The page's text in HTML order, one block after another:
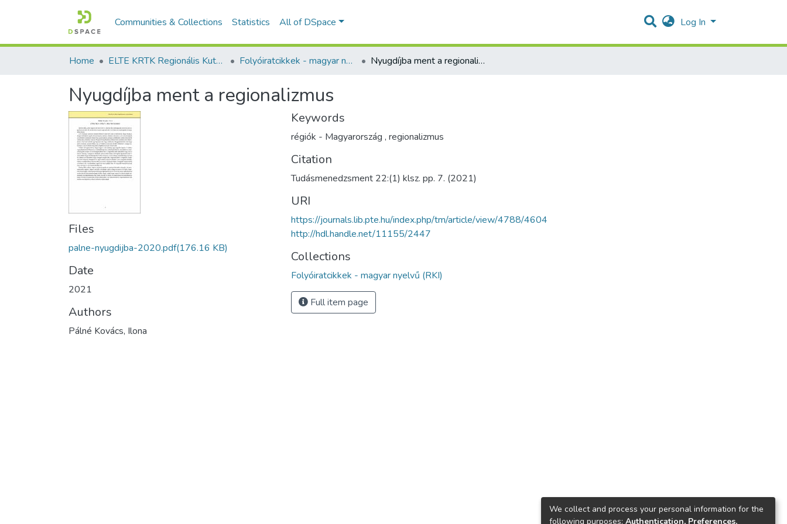
Communities & Collections Statistics All of DSpace Log In
Home ELTE KRTK Regionális Kutatások Intézete Folyóiratcikkek - magyar nyelvű (RKI) Nyugdíjba ment a regionalizmus
Nyugdíjba ment a regionalizmus
Files
palne-nyugdijba-2020.pdf(176.16 KB)
Date
2021
Authors
Pálné Kovács, Ilona
Keywords
régiók - Magyarország , regionalizmus
Citation
Tudásmenedzsment 22:(1) klsz. pp. 7. (2021)
URI
https://journals.lib.pte.hu/index.php/tm/article/view/4788/4604
http://hdl.handle.net/11155/2447
Collections
Folyóiratcikkek - magyar nyelvű (RKI)
Full item page
We collect and process your personal information for the
following purposes: Authentication, Preferences,